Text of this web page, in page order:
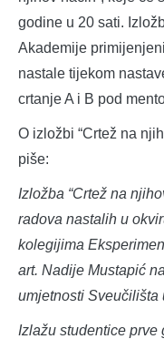
godine u 20 sati.
Akademije
nastale tijekom
crtanje A i B pod
O izložbi “Crtež na
piše:
Izložba “Crtež na
radova nastalih u
kolegijima
art. Nadije Mustapić
umjetnosti Sveučilišta
Izlažu studentice